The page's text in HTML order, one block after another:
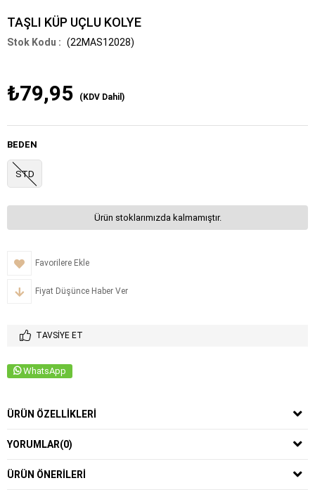
TAŞLI KÜP UÇLU KOLYE
(22MAS12028)
₺79,95 (KDV Dahil)
BEDEN
STD
Ürün stoklarımızda kalmamıştır.
Favorilere Ekle
Fiyat Düşünce Haber Ver
TAVSIYE ET
WhatsApp
ÜRÜN ÖZELLIKLERI
YORUMLAR(0)
ÜRÜN ÖNERILERI